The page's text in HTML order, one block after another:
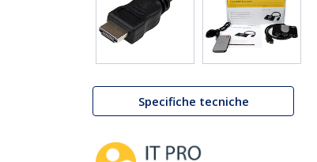
Specifiche tecniche